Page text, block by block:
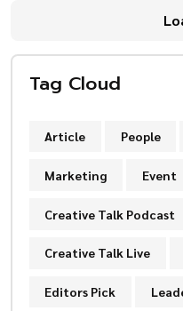
Tag Cloud
Article People
Marketing Event
Creative Talk Podcast
Creative Talk Live
Editors Pick